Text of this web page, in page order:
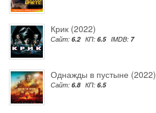
Крик (2022)
Сайт: 6.2 КП: 6.5 IMDB: 7
Однажды в пустыне (2022)
Сайт: 6.8 КП: 6.5